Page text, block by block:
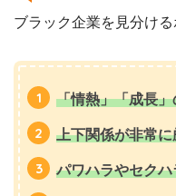
ブラック企業を見分ける
「情熱」「成長
上下関係が非常に
パワハラやセクハ